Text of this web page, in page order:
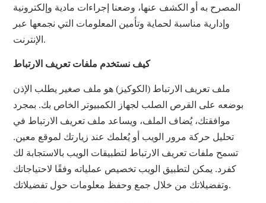
المصرح به أو الكشف عنها، وضعنا إجراءات مادية وإلكترونية
وإدارية مناسبة لحماية وتأمين المعلومات التي نجمعها عبر
الإنترنت.
كيف نستخدم ملفات تعريف الارتباط
ملف تعريف الارتباط (الكوكيز) هو ملف صغير يطلب الإذن
بوضعه على القرص الصلب لجهاز الكمبيوتر الخاص بك. بمجرد
موافقتك، يُضاف الملف، ويساعد ملف تعريف الارتباط في
تحليل حركة مرور الويب أو يُعلمك عند زيارتك لموقع معين.
تسمح ملفات تعريف الارتباط لتطبيقات الويب بالاستجابة لك
كفرد. يمكن لتطبيق الويب تخصيص عملياته وفقًا لاحتياجاتك
وتفضيلاتك من خلال جمع وحفظ معلومات حول تفضيلاتك.